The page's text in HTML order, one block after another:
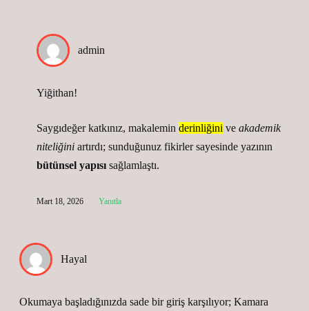
admin
Yiğithan!
Saygıdeğer katkınız, makalemin derinliğini ve akademik
niteliğini artırdı; sunduğunuz fikirler sayesinde yazının
bütünsel yapısı sağlamlaştı.
Mart 18, 2026 Yanıtla
Hayal
Okumaya başladığınızda sade bir giriş karşılıyor; Kamara